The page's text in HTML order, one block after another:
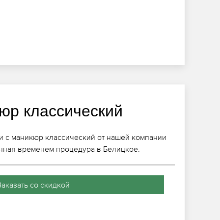
классический
с маникюр классический от нашей компании
временем процедура в Белицкое.
со скидкой